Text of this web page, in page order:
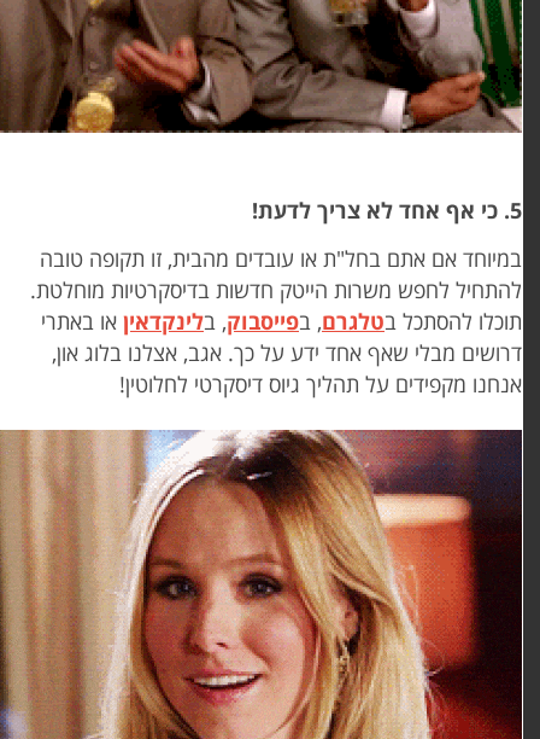
אם אתם בחל"ת או עובדים מהבית, זו תקופה טובה
לחפש משרות הייטק חדשות בדיסקרטיות מוחלטת.
להסתכל בטלגרם,בפייסבוק, בלינקדאיןאו באתרי
מבלי שאף אחד ידע על כך. אגב, אצלנו בלוג און,
מקפידים על תהליך גיוס דיסקרטי לחלוטין!